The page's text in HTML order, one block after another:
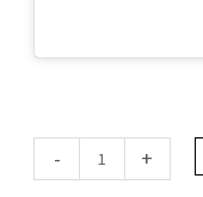
- +